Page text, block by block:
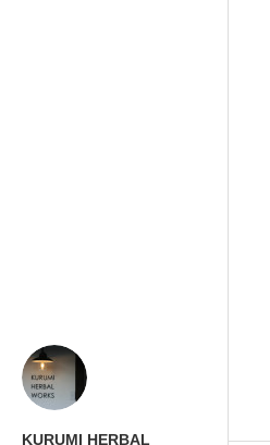
KURUMI HERBAL